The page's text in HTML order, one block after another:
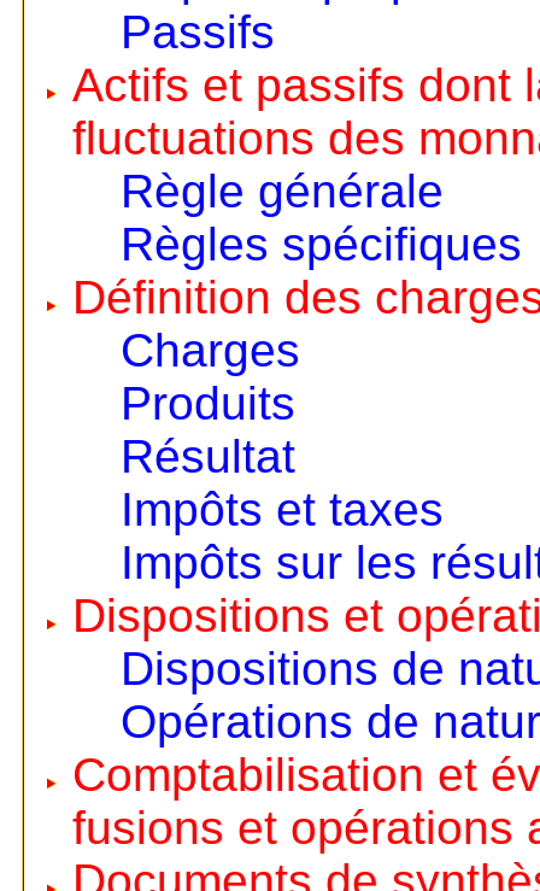
Passifs
Actifs et passifs dont
fluctuations des
Règle générale
Règles spécifiques
Définition des
Charges
Produits
Résultat
Impôts et taxes
Impôts sur les
Dispositions et
Dispositions de
Opérations de
Comptabilisation et
fusions et opérations